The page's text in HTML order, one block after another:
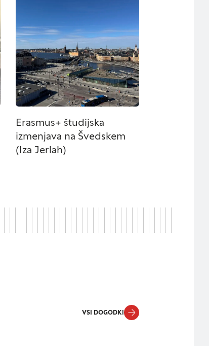
Išči
Erasmus+ študijska
izmenjava na Švedskem
(Iza Jerlah)
VSI DOGODKI
blokira
delovali.
jih piškotki
Če